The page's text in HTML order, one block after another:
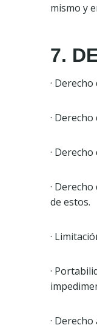
mismo y
7.
·
·
·
·
de estos.
·
·
·